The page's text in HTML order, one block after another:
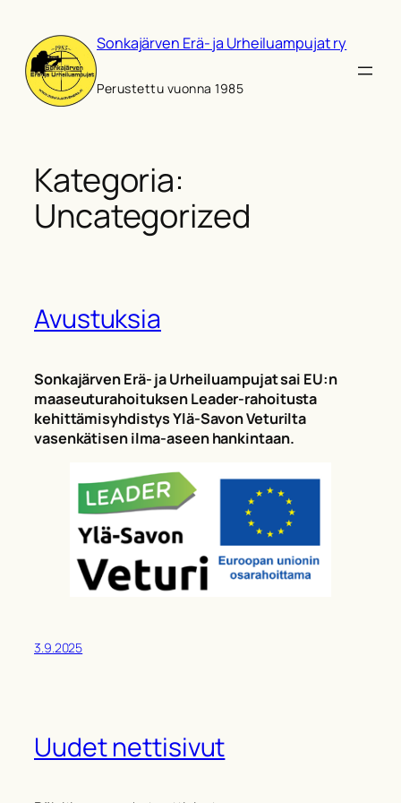
sisältöön
Sonkajärven Erä- ja Urheiluampujat ry
Perustettu vuonna 1985
Kategoria:
Uncategorized
Avustuksia
Sonkajärven Erä- ja Urheiluampujat sai EU:n
maaseuturahoituksen Leader-rahoitusta
kehittämisyhdistys Ylä-Savon Veturilta
vasenkätisen ilma-aseen hankintaan.
3.9.2025
Uudet nettisivut